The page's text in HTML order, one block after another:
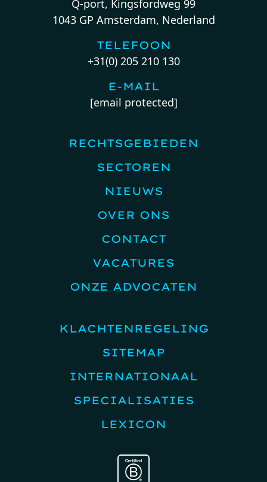
Q-port, Kingsfordweg 99
1043 GP Amsterdam, Nederland
TELEFOON
+31(0) 205 210 130
E-MAIL
[email protected]
RECHTSGEBIEDEN
SECTOREN
NIEUWS
OVER ONS
CONTACT
VACATURES
ONZE ADVOCATEN
KLACHTENREGELING
SITEMAP
INTERNATIONAAL
SPECIALISATIES
LEXICON